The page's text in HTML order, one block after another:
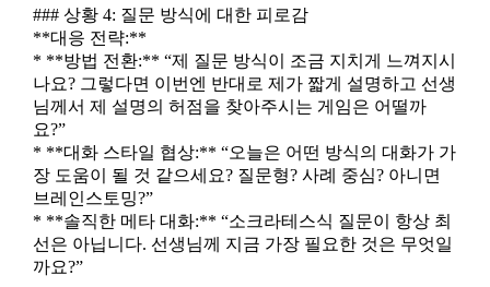
### 상황 4: 질문 방식에 대한 피로감
**대응 전략:**
* **방법 전환:** “제 질문 방식이 조금 지치게 느껴지시
나요? 그렇다면 이번엔 반대로 제가 짧게 설명하고 선생
님께서 제 설명의 허점을 찾아주시는 게임은 어떨까
요?”
* **대화 스타일 협상:** “오늘은 어떤 방식의 대화가 가
장 도움이 될 것 같으세요? 질문형? 사례 중심? 아니면
브레인스토밍?”
* **솔직한 메타 대화:** “소크라테스식 질문이 항상 최
선은 아닙니다. 선생님께 지금 가장 필요한 것은 무엇일
까요?”